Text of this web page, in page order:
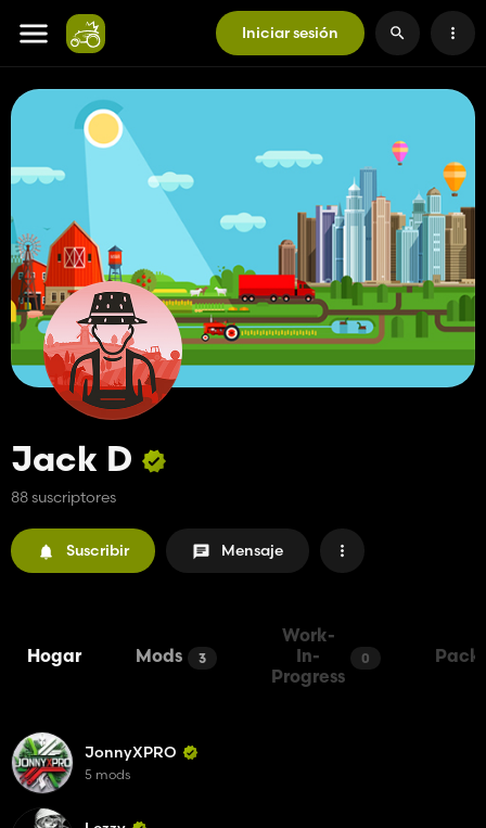
Iniciar sesión
Jack D
88 suscriptores
Suscribir Mensaje
Hogar Mods 3
Work-
In-
Progress
0
JonnyXPRO
5 mods